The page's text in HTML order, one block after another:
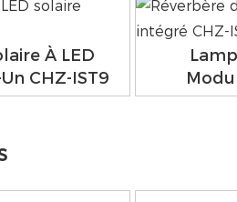
À LED
CHZ-IST9